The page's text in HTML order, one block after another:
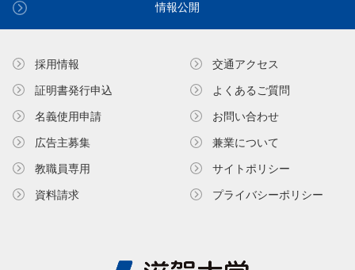
情報公開
採用情報
証明書発⾏申込
名義使⽤申請
広告主募集
教職員専⽤
資料請求
交通アクセス
よくあるご質問
お問い合わせ
兼業について
サイトポリシー
プライバシーポリシー